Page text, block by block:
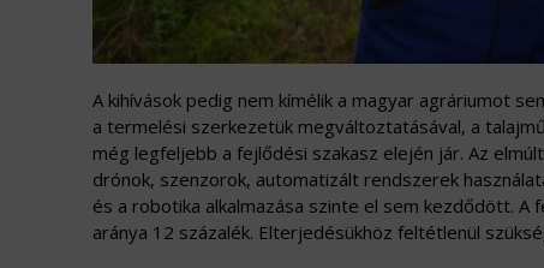
A kihívások pedig nem kímélik a magyar agráriumot
a termelési szerkezetük megváltoztatásával, a
még legfeljebb a fejlődési szakasz elején jár. Az
drónok, szenzorok, automatizált rendszerek
és a robotika alkalmazása szinte el sem kezdődött.
aránya 12 százalék. Elterjedésükhöz feltétlenül